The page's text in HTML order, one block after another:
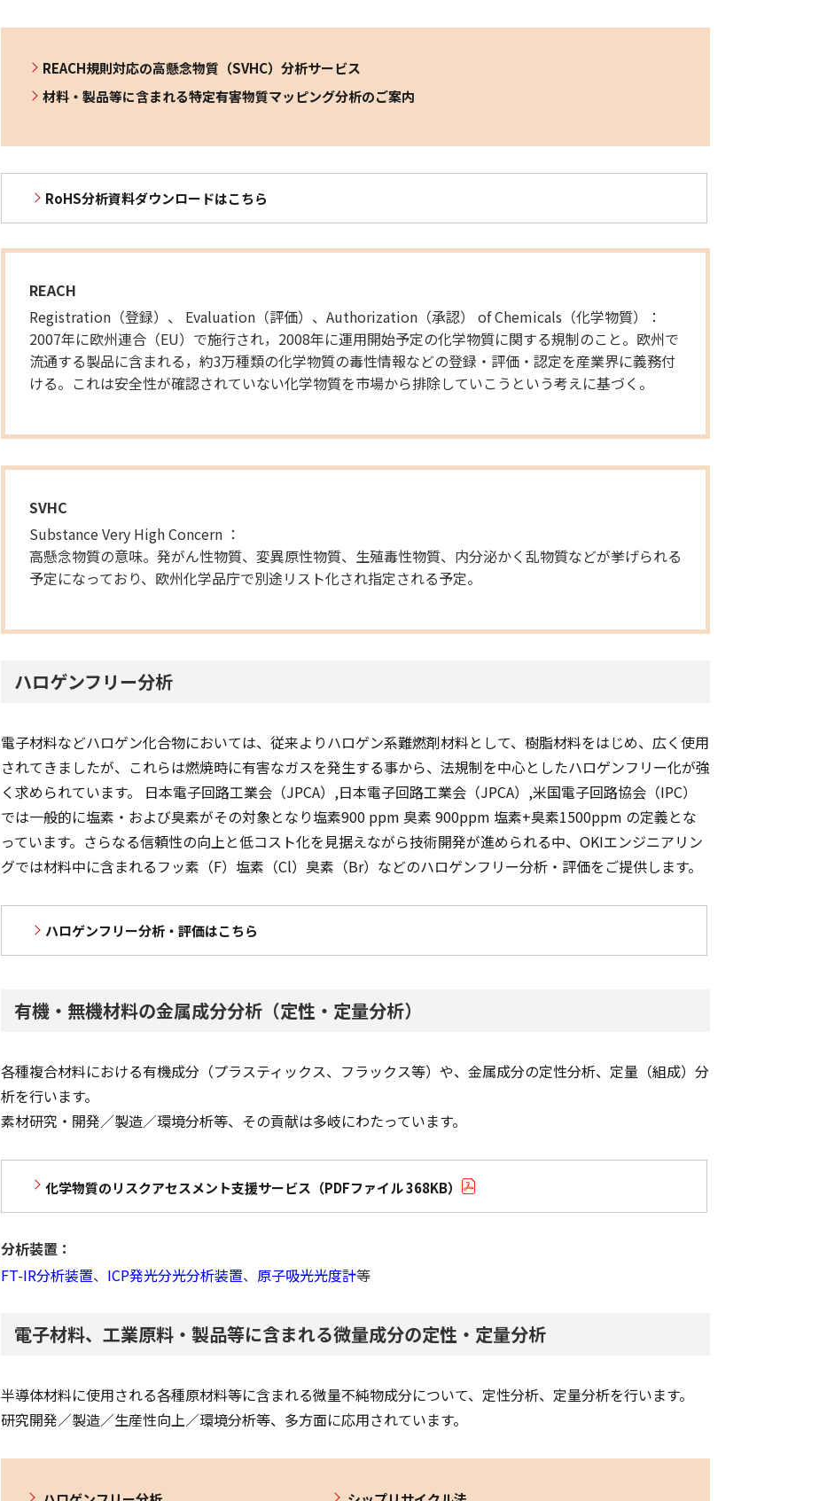
REACH規則対応の高懸念物質（SVHC）分析サービス
材料・製品等に含まれる特定有害物質マッピング分析のご案内
RoHS分析資料ダウンロードはこちら
REACH
Registration（登録）、 Evaluation（評価）、Authorization（承認） of Chemicals（化学物質）：
2007年に欧州連合（EU）で施行され，2008年に運用開始予定の化学物質に関する規制のこと。欧州で
流通する製品に含まれる，約3万種類の化学物質の毒性情報などの登録・評価・認定を産業界に義務付
ける。これは安全性が確認されていない化学物質を市場から排除していこうという考えに基づく。
SVHC
Substance Very High Concern ：
高懸念物質の意味。発がん性物質、変異原性物質、生殖毒性物質、内分泌かく乱物質などが挙げられる
予定になっており、欧州化学品庁で別途リスト化され指定される予定。
ハロゲンフリー分析
電子材料などハロゲン化合物においては、従来よりハロゲン系難燃剤材料として、樹脂材料をはじめ、広く使用
されてきましたが、これらは燃焼時に有害なガスを発生する事から、法規制を中心としたハロゲンフリー化が強
く求められています。 日本電子回路工業会（JPCA）,日本電子回路工業会（JPCA）,米国電子回路協会（IPC）
では一般的に塩素・および臭素がその対象となり塩素900 ppm 臭素 900ppm 塩素+臭素1500ppm の定義とな
っています。さらなる信頼性の向上と低コスト化を見据えながら技術開発が進められる中、OKIエンジニアリン
グでは材料中に含まれるフッ素（F）塩素（Cl）臭素（Br）などのハロゲンフリー分析・評価をご提供します。
ハロゲンフリー分析・評価はこちら
有機・無機材料の金属成分分析（定性・定量分析）
各種複合材料における有機成分（プラスティックス、フラックス等）や、金属成分の定性分析、定量（組成）分
析を行います。
素材研究・開発／製造／環境分析等、その貢献は多岐にわたっています。
化学物質のリスクアセスメント支援サービス（PDFファイル 368KB）
分析装置：
FT-IR分析装置、 ICP発光分光分析装置、 原子吸光光度計等
電子材料、工業原料・製品等に含まれる微量成分の定性・定量分析
半導体材料に使用される各種原材料等に含まれる微量不純物成分について、定性分析、定量分析を行います。
研究開発／製造／生産性向上／環境分析等、多方面に応用されています。